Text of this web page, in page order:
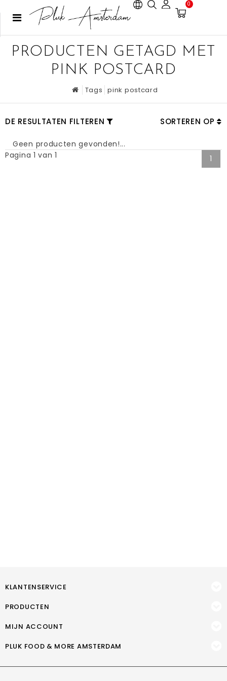
0
PRODUCTEN GETAGD MET
PINK POSTCARD
Tags pink postcard
DE RESULTATEN FILTEREN SORTEREN OP
Geen producten gevonden!...
Pagina 1 van 1
1
KLANTENSERVICE
PRODUCTEN
MIJN ACCOUNT
PLUK FOOD & MORE AMSTERDAM